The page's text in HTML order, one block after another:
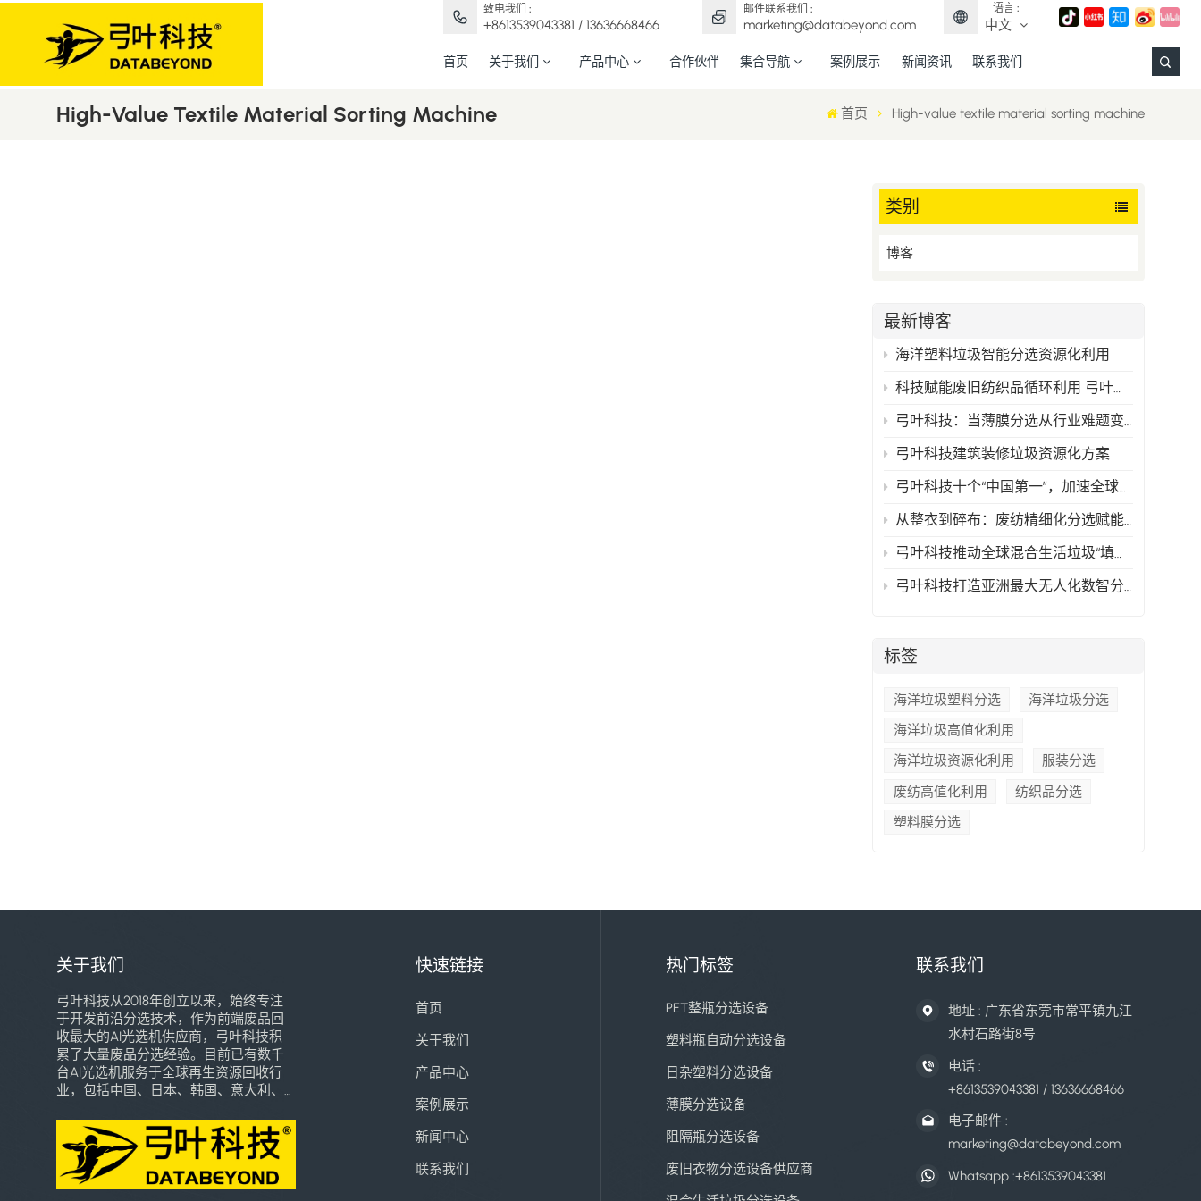
致电我们 :
+8613539043381 / 13636668466
邮件联系我们 :
marketing@databeyond.com
语言 :
中文
Español
中文
首页 关于我们 产品中心 合作伙伴 集合导航 案例展示 新闻资讯 联系我们
High-Value Textile Material Sorting Machine 首页 High-value textile material sorting machine
类别
博客
最新博客
海洋塑料垃圾智能分选资源化利用
科技赋能废旧纺织品循环利用 弓叶科技打造精准分选新范式
弓叶科技：当薄膜分选从行业难题变成可复制的技术方案
弓叶科技建筑装修垃圾资源化方案
弓叶科技十个“中国第一”，加速全球再生资源行业智能化时代的到来
从整衣到碎布：废纺精细化分选赋能高值化再生
弓叶科技推动全球混合生活垃圾“填埋骤零化与资源最大化”
弓叶科技打造亚洲最大无人化数智分拣中心，以AI技术驱动循环经济新典范
标签
海洋垃圾塑料分选
海洋垃圾分选
海洋垃圾高值化利用
海洋垃圾资源化利用
服装分选
废纺高值化利用
纺织品分选
塑料膜分选
关于我们
弓叶科技从2018年创立以来，始终专注
于开发前沿分选技术，作为前端废品回
收最大的AI光选机供应商，弓叶科技积
累了大量废品分选经验。目前已有数千
台AI光选机服务于全球再生资源回收行
业，包括中国、日本、韩国、意大利、
达、乌兹别克斯坦等多个国家和地区，
深受用户喜爱。我们将致力于用自己的
专业知识和技术创新，引领全球高端智
能分选技术的普惠化应用，加速全球再
快速链接
首页
关于我们
产品中心
案例展示
新闻中心
联系我们
热门标签
PET整瓶分选设备
塑料瓶自动分选设备
日杂塑料分选设备
薄膜分选设备
阻隔瓶分选设备
废旧衣物分选设备供应商
联系我们
地址 : 广东省东莞市常平镇九江
水村石路街8号
电话 :
+8613539043381 / 13636668466
电子邮件 :
marketing@databeyond.com
Whatsapp :+8613539043381